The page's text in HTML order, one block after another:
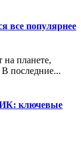
все популярнее
планете,
В последние...
ключевые